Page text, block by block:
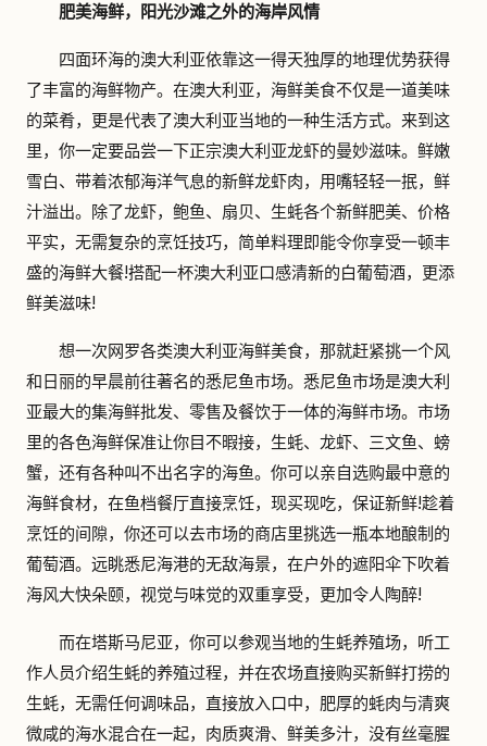
肥美海鲜，阳光沙滩之外的海岸风情
四面环海的澳大利亚依靠这一得天独厚的地理优势获得
了丰富的海鲜物产。在澳大利亚，海鲜美食不仅是一道美味
的菜肴，更是代表了澳大利亚当地的一种生活方式。来到这
里，你一定要品尝一下正宗澳大利亚龙虾的曼妙滋味。鲜嫩
雪白、带着浓郁海洋气息的新鲜龙虾肉，用嘴轻轻一抿，鲜
汁溢出。除了龙虾，鲍鱼、扇贝、生蚝各个新鲜肥美、价格
平实，无需复杂的烹饪技巧，简单料理即能令你享受一顿丰
盛的海鲜大餐!搭配一杯澳大利亚口感清新的白葡萄酒，更添
鲜美滋味!
想一次网罗各类澳大利亚海鲜美食，那就赶紧挑一个风
和日丽的早晨前往著名的悉尼鱼市场。悉尼鱼市场是澳大利
亚最大的集海鲜批发、零售及餐饮于一体的海鲜市场。市场
里的各色海鲜保准让你目不暇接，生蚝、龙虾、三文鱼、螃
蟹，还有各种叫不出名字的海鱼。你可以亲自选购最中意的
海鲜食材，在鱼档餐厅直接烹饪，现买现吃，保证新鲜!趁着
烹饪的间隙，你还可以去市场的商店里挑选一瓶本地酿制的
葡萄酒。远眺悉尼海港的无敌海景，在户外的遮阳伞下吹着
海风大快朵颐，视觉与味觉的双重享受，更加令人陶醉!
而在塔斯马尼亚，你可以参观当地的生蚝养殖场，听工
作人员介绍生蚝的养殖过程，并在农场直接购买新鲜打捞的
生蚝，无需任何调味品，直接放入口中，肥厚的蚝肉与清爽
微咸的海水混合在一起，肉质爽滑、鲜美多汁，没有丝毫腥